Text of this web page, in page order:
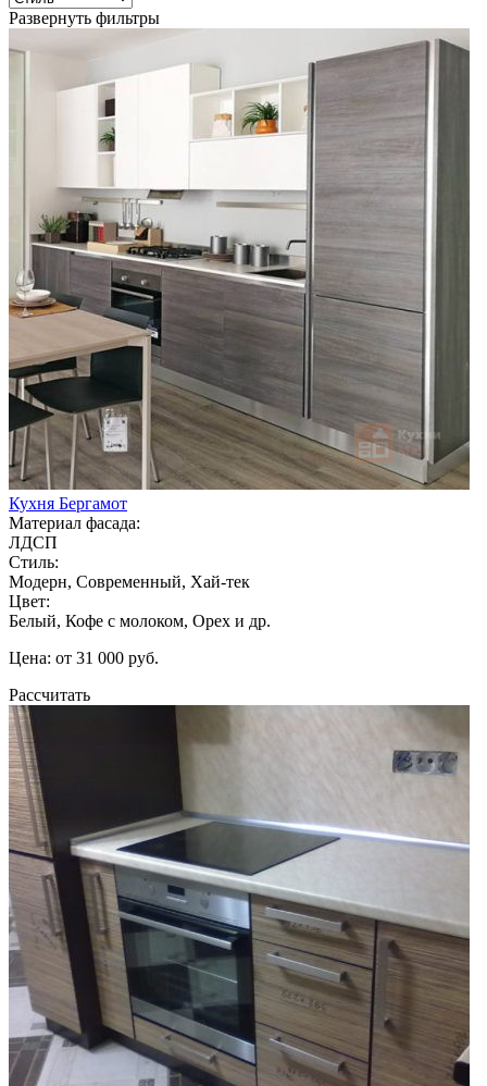
Развернуть фильтры
Кухня Бергамот
Материал фасада:
ЛДСП
Стиль:
Модерн, Современный, Хай-тек
Цвет:
Белый, Кофе с молоком, Орех и др.
Цена: от 31 000 руб.
Рассчитать